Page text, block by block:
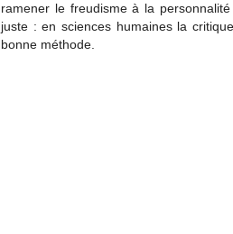
ramener le freudisme à la
juste : en sciences humaines la
bonne méthode.